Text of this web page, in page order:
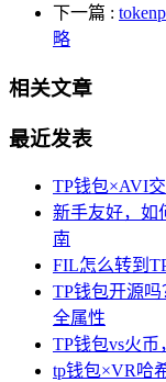
下一篇 :
略
相关文章
最近发表
TP钱包×AVI
新手友好，如
南
FIL怎么转到
TP钱包开源
全属性
TP钱包vs火币
tp钱包×VR哈